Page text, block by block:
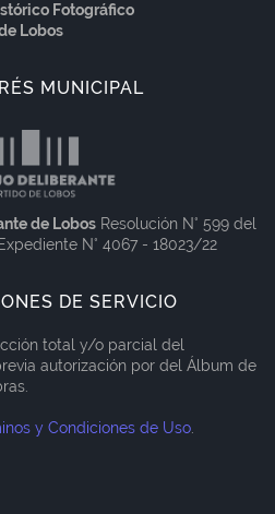
Fotográfico
Lobos
MUNICIPAL
de Lobos Resolución N° 599 del
N° 4067 - 18023/22
DE SERVICIO
total y/o parcial del
autorización por del Álbum de
y Condiciones de Uso.